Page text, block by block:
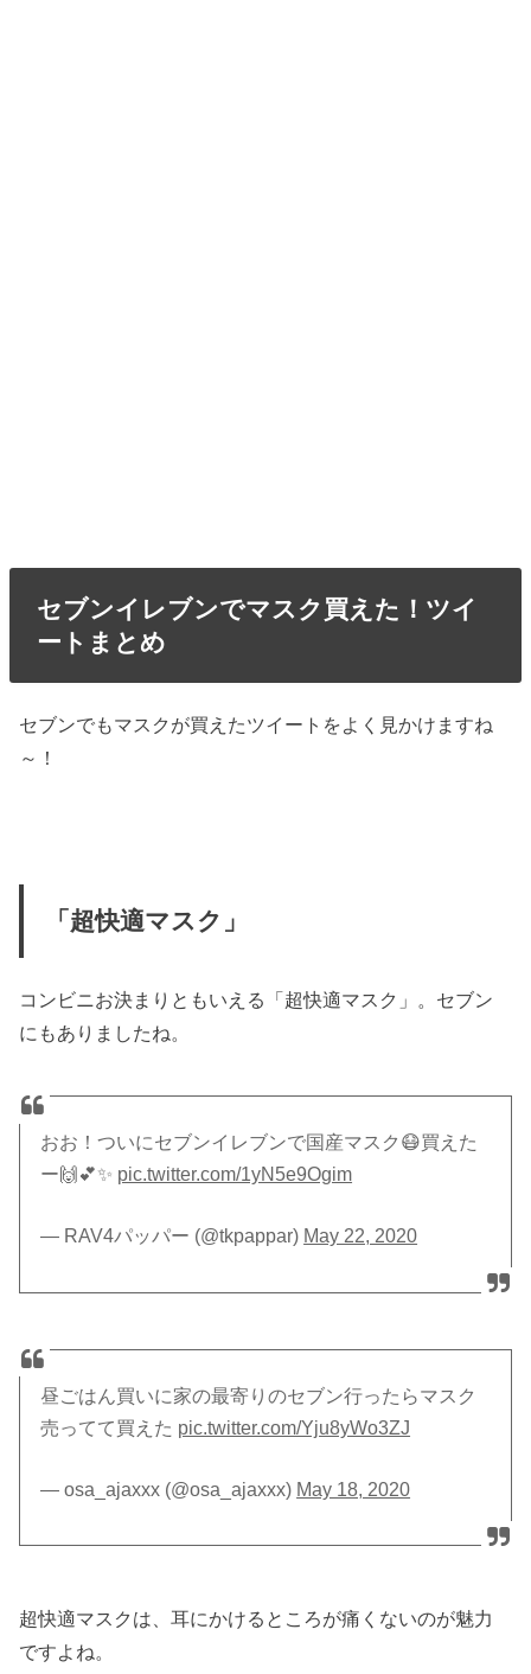
セブンイレブンでマスク買えた！ツイ
ートまとめ
セブンでもマスクが買えたツイートをよく見かけますね
～！
「超快適マスク」
コンビニお決まりともいえる「超快適マスク」。セブン
にもありましたね。
おお！ついにセブンイレブンで国産マスク😷買えた
ー🙌💕✨ pic.twitter.com/1yN5e9Ogim
— RAV4パッパー (@tkpappar) May 22, 2020
昼ごはん買いに家の最寄りのセブン行ったらマスク
売ってて買えた pic.twitter.com/Yju8yWo3ZJ
— osa_ajaxxx (@osa_ajaxxx) May 18, 2020
超快適マスクは、耳にかけるところが痛くないのが魅力
ですよね。